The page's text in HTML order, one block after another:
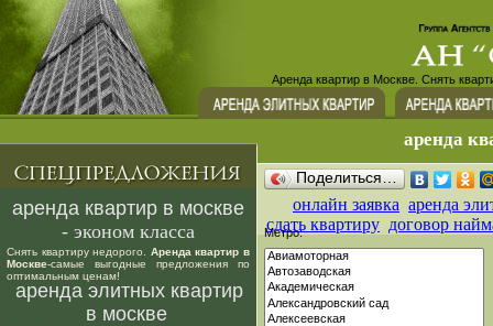
Аренда квартир в Москве. Снять
аренда
аренда квартир в москве
- эконом класса
Снять квартиру недорого. Аренда квартир в
Москве-самые выгодные предложения по
оптимальным ценам!
аренда элитных квартир
в москве
Поделиться…
онлайн заявка аренда
сдать квартиру договор
Метро: